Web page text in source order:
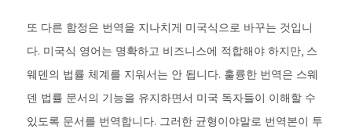
또 다른 함정은 번역을 지나치게 미국식으로 바꾸는 것입니
다. 미국식 영어는 명확하고 비즈니스에 적합해야 하지만, 스
웨덴의 법률 체계를 지워서는 안 됩니다. 훌륭한 번역은 스웨
덴 법률 문서의 기능을 유지하면서 미국 독자들이 이해할 수
있도록 문서를 번역합니다. 그러한 균형이야말로 번역본이 투